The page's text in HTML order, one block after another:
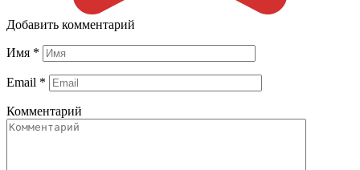
Добавить комментарий
Имя *
Email *
Комментарий